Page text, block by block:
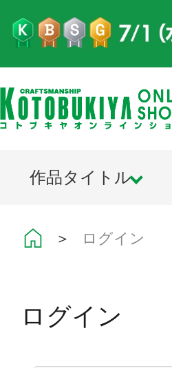
作品タイトル
＞ ログイン
ログイン